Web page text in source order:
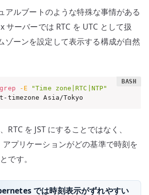
ルブートのような特殊な事情がある
サーバーでは RTC を UTC として扱
ゾーンを設定して表示する構成が自然
grep -E
"Time zone|RTC|NTP"
timezone Asia/Tokyo
RTC を JST にすることではなく、
アプリケーションがどの基準で時刻を
です。
では時刻表示がずれやすい